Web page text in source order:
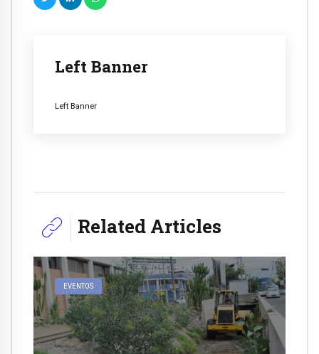
Left Banner
Left Banner
Related Articles
EVENTOS